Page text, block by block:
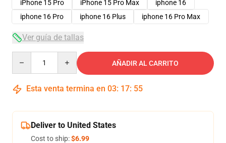
iPhone 15 Pro
iPhone 15 Pro Max
iphone 16
iphone 16 Pro
iphone 16 Plus iphone 16 Pro Max
Ver guía de tallas
AÑADIR AL CARRITO
Esta venta termina en 03: 17: 54
Deliver to United States
Cost to ship:$6.99